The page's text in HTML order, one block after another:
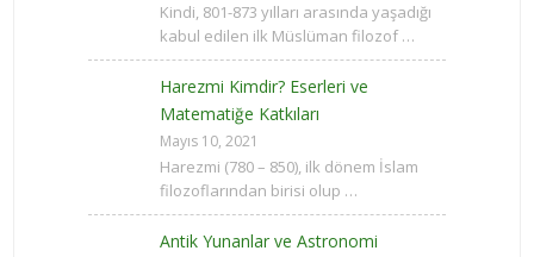
Kindi, 801-873 yılları arasında yaşadığı
kabul edilen ilk Müslüman filozof …
Harezmi Kimdir? Eserleri ve
Matematiğe Katkıları
Mayıs 10, 2021
Harezmi (780 – 850), ilk dönem İslam
filozoflarından birisi olup …
Antik Yunanlar ve Astronomi